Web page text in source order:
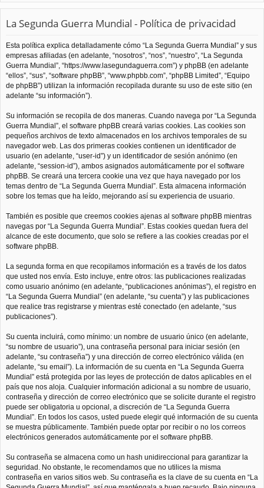
La Segunda Guerra Mundial - Política de privacidad
Esta política explica detalladamente cómo “La Segunda Guerra Mundial” y sus
empresas afiliadas (en adelante, “nosotros”, “nos”, “nuestro”, “La Segunda
Guerra Mundial”, “https://www.lasegundaguerra.com”) y phpBB (en adelante
“ellos”, “sus”, “software phpBB”, “www.phpbb.com”, “phpBB Limited”, “Equipo
de phpBB”) utilizan la información recopilada durante su uso de este sitio (en
adelante “su información”).
Su información se recopila de dos maneras. Cuando navega por “La Segunda
Guerra Mundial”, el software phpBB creará varias cookies. Las cookies son
pequeños archivos de texto almacenados en los archivos temporales de su
navegador web. Las dos primeras cookies contienen un identificador de
usuario (en adelante, “user-id”) y un identificador de sesión anónimo (en
adelante, “session-id”), ambos asignados automáticamente por el software
phpBB. Se creará una tercera cookie una vez que haya navegado por los
temas dentro de “La Segunda Guerra Mundial”. Esta almacena información
sobre los temas que ha leído, mejorando así su experiencia de usuario.
También es posible que creemos cookies ajenas al software phpBB mientras
navegas por “La Segunda Guerra Mundial”. Estas cookies quedan fuera del
alcance de este documento, que solo se refiere a las cookies creadas por el
software phpBB.
La segunda forma en que recopilamos información es a través de los datos
que usted nos envía. Esto incluye, entre otros: las publicaciones realizadas
como usuario anónimo (en adelante, “publicaciones anónimas”), el registro en
“La Segunda Guerra Mundial” (en adelante, “su cuenta”) y las publicaciones
que realice tras registrarse y mientras esté conectado (en adelante, “sus
publicaciones”).
Su cuenta incluirá, como mínimo: un nombre de usuario único (en adelante,
“su nombre de usuario”), una contraseña personal para iniciar sesión (en
adelante, “su contraseña”) y una dirección de correo electrónico válida (en
adelante, “su email”). La información de su cuenta en “La Segunda Guerra
Mundial” está protegida por las leyes de protección de datos aplicables en el
país que nos aloja. Cualquier información adicional a su nombre de usuario,
contraseña y dirección de correo electrónico que se solicite durante el registro
puede ser obligatoria u opcional, a discreción de “La Segunda Guerra
Mundial”. En todos los casos, usted puede elegir qué información de su cuenta
se muestra públicamente. También puede optar por recibir o no los correos
electrónicos generados automáticamente por el software phpBB.
Su contraseña se almacena como un hash unidireccional para garantizar la
seguridad. No obstante, le recomendamos que no utilices la misma
contraseña en varios sitios web. Su contraseña es la clave de su cuenta en “La